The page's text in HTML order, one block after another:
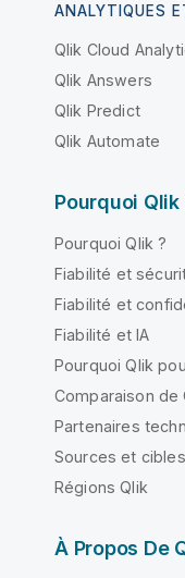
ANALYTIQUES
Qlik Cloud
Qlik Answers
Qlik Predict
Qlik Automate
Pourquoi Qlik
Pourquoi Qlik ?
Fiabilité et
Fiabilité et
Fiabilité et IA
Pourquoi Qlik
Comparaison de
Partenaires
Sources et
Régions Qlik
À Propos De